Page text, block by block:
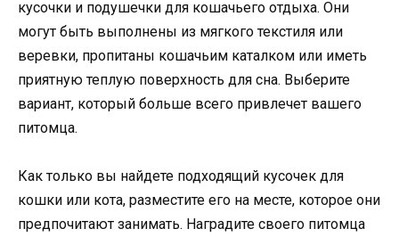
кусочки и подушечки для кошачьего отдыха. Они
могут быть выполнены из мягкого текстиля или
веревки, пропитаны кошачьим каталком или иметь
приятную теплую поверхность для сна. Выберите
вариант, который больше всего привлечет вашего
питомца.
Как только вы найдете подходящий кусочек для
кошки или кота, разместите его на месте, которое они
предпочитают занимать. Наградите своего питомца